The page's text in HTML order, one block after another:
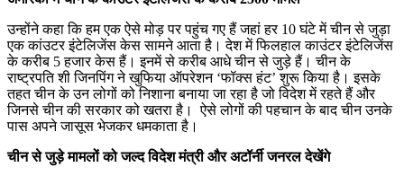
उन्होंने कहा कि हम एक ऐसे मोड़ पर पहुंच गए हैं जहां हर 10 घंटे में चीन से जुड़ा
एक कांउटर इंटेलिजेंस केस सामने आता है। देश में फिलहाल काउंटर इंटेलिजेंस
के करीब 5 हजार केस हैं। इनमें से करीब आधे चीन से जुड़े हैं। चीन के
राष्ट्रपति शी जिनपिंग ने खुफिया ऑपरेशन ‘फॉक्स हंट’ शुरू किया है। इसके
तहत चीन के उन लोगों को निशाना बनाया जा रहा है जो विदेश में रहते हैं और
जिनसे चीन की सरकार को खतरा है। ऐसे लोगों की पहचान के बाद चीन उनके
पास अपने जासूस भेजकर धमकाता है।
चीन से जुड़े मामलों को जल्द विदेश मंत्री और अटॉर्नी जनरल देखेंगे